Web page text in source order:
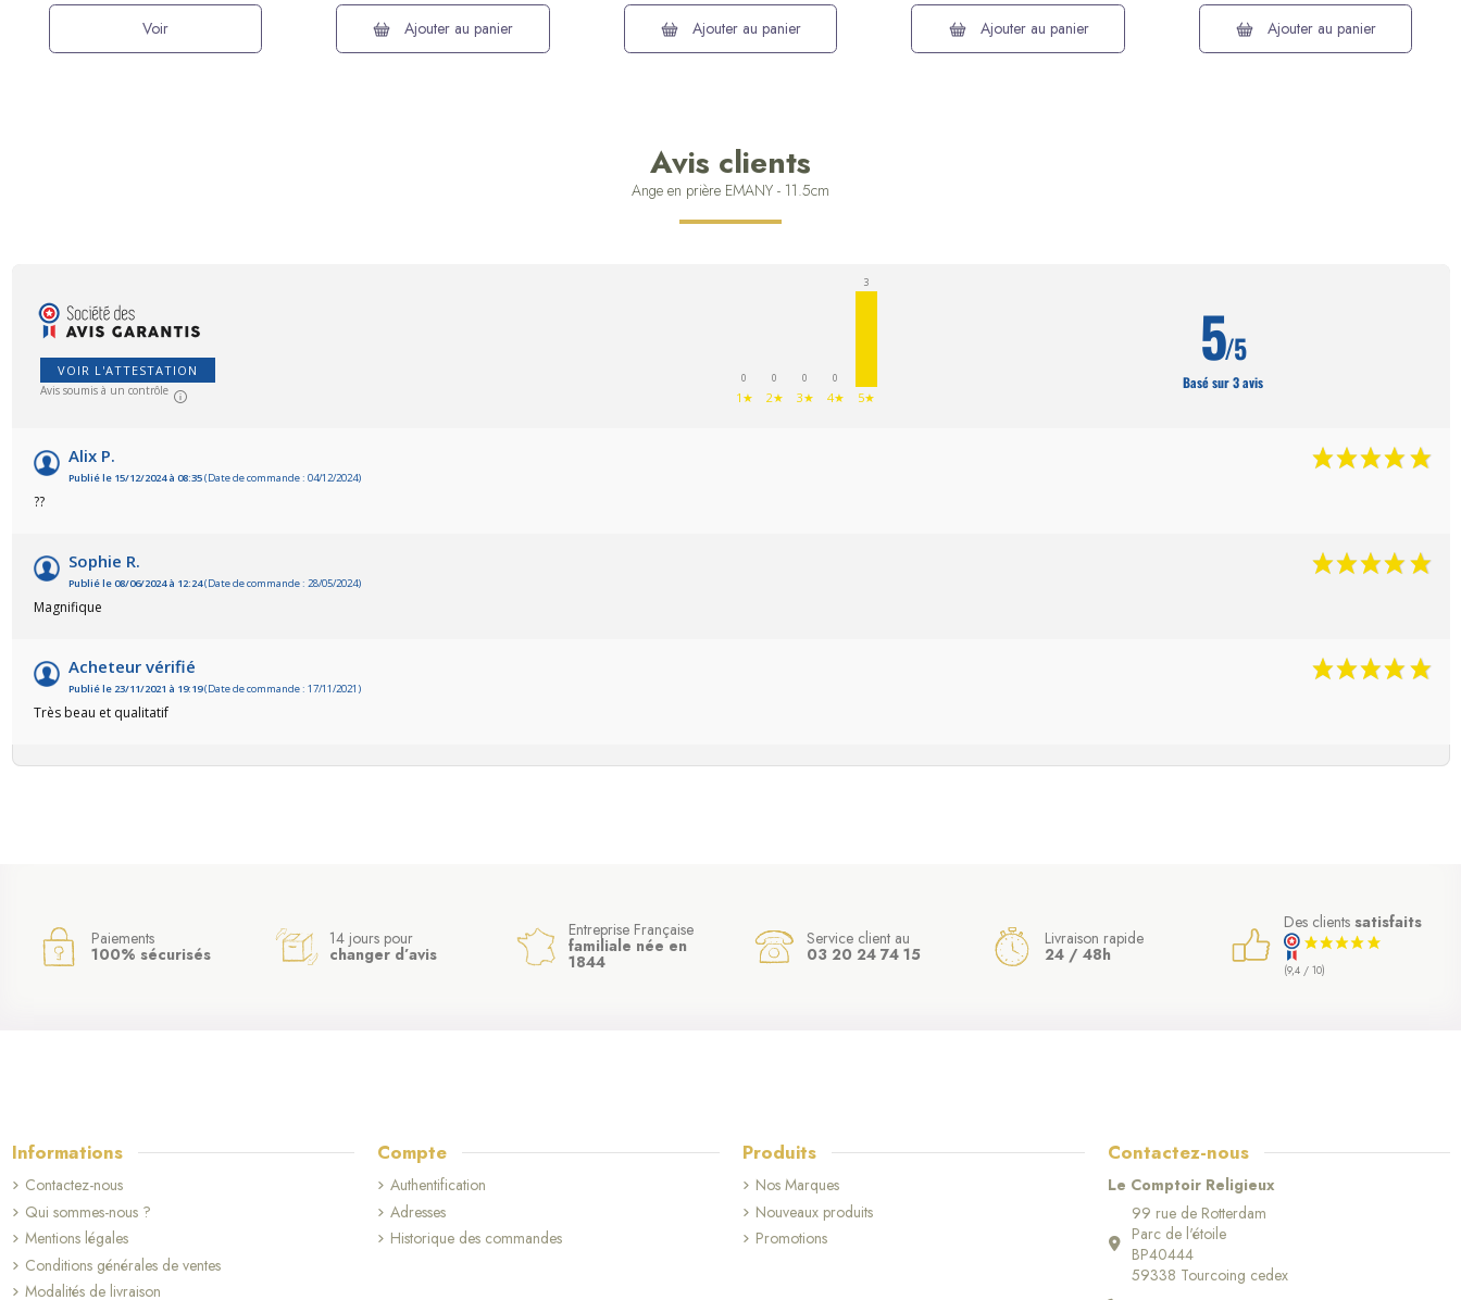
Voir
Ajouter au panier
Ajouter au panier Ajouter au panier Ajouter au panier
Avis clients
Ange en prière EMANY - 11.5cm
VOIR L'ATTESTATION
Avis soumis à un contrôle
0
1★
0
2★
0
3★
0
4★
3
5★
5/5
Basé sur 3 avis
Alix P.
Publié le 15/12/2024 à 08:35(Date de commande : 04/12/2024)
??
Sophie R.
Publié le 08/06/2024 à 12:24(Date de commande : 28/05/2024)
Magnifique
Acheteur vérifié
Publié le 23/11/2021 à 19:19(Date de commande : 17/11/2021)
Très beau et qualitatif
Paiements
100% sécurisés
14 jours pour
changer d’avis
Entreprise Française
familiale née en
1844
Service client au
03 20 24 74 15
Livraison rapide
24 / 48h
Des clients satisfaits
(9,4 / 10)
Informations
Contactez-nous
Qui sommes-nous ?
Mentions légales
Conditions générales de ventes
Modalités de livraison
Compte
Authentification
Adresses
Historique des commandes
Produits
Nos Marques
Nouveaux produits
Promotions
Contactez-nous
Le Comptoir Religieux
99 rue de Rotterdam
Parc de l'étoile
BP40444
59338 Tourcoing cedex